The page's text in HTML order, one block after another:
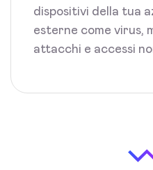
dispositivi della tua
esterne come virus,
attacchi e accessi